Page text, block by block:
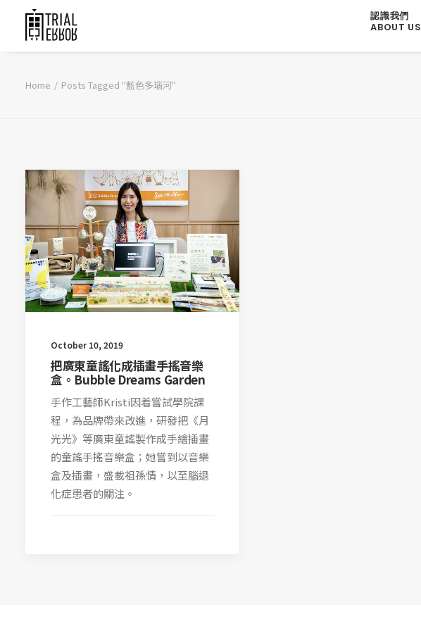
認識我們
ABOUT US
Home Posts Tagged "藍色多瑙河"
October 10, 2019
把廣東童謠化成插畫手搖音樂
盒。Bubble Dreams Garden
手作工藝師Kristi因着嘗試學院課
程，為品牌帶來改進，研發把《月
光光》等廣東童謠製作成手繪插畫
的童謠手搖音樂盒；她嘗到以音樂
盒及插畫，盛載祖孫情，以至腦退
化症患者的關注。